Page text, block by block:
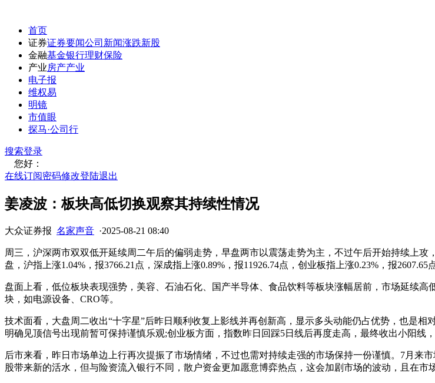
首页
证券证券要闻公司新闻涨跌新股
金融基金银行理财保险
产业房产产业
电子报
维权易
明镜
市值眼
探马·公司行
搜索登录
您好：
在线订阅密码修改登陆退出
姜凌波：板块高低切换观察其持续性情况
大众证券报 名家声音 ·2025-08-21 08:40
周三，沪深两市双双低开延续周二午后的偏弱走势，早盘两市以震荡走势为主，不过午后开始持续上
盘，沪指上涨1.04%，报3766.21点，深成指上涨0.89%，报11926.74点，创业板指上涨0.23%，报
盘面上看，低位板块表现强势，美容、石油石化、国产半导体、食品饮料等板块涨幅居前，市场延续
块，如电源设备、CRO等。
技术面看，大盘周二收出“十字星”后昨日顺利收复上影线并再创新高，显示多头动能仍占优势，也是
明确见顶信号出现前暂可保持谨慎乐观;创业板方面，指数昨日回踩5日线后再度走高，最终收出小阳线
后市来看，昨日市场单边上行再次提振了市场情绪，不过也需对持续走强的市场保持一份谨慎。7月来
股带来新的活水，但与险资流入银行不同，散户资金更加愿意博弈热点，这会加剧市场的波动，且在市